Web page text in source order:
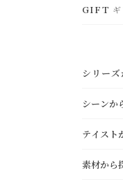
WEAR
GIFT
シリー
シーンか
テイスト
素材から